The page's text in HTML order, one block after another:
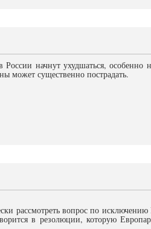
начнут ухудшаться, особенно
может существенно пострадать.
рассмотреть вопрос по исключению
в резолюции, которую